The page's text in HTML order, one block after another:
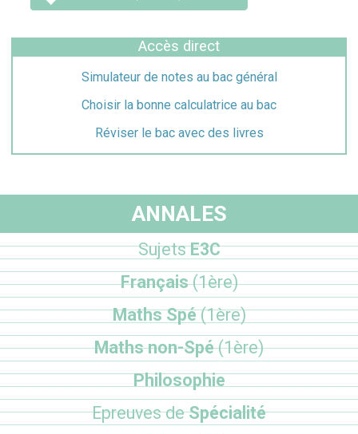
Accès direct
Simulateur de notes au bac général
Choisir la bonne calculatrice au bac
Réviser le bac avec des livres
ANNALES
SujetsE3C
Français(1ère)
Maths Spé(1ère)
Maths non-Spé(1ère)
Philosophie
Epreuves deSpécialité